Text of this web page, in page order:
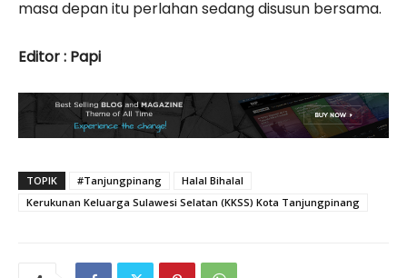
masa depan itu perlahan sedang disusun bersama.
Editor : Papi
TOPIK #Tanjungpinang
Halal Bihalal
Kerukunan Keluarga Sulawesi Selatan (KKSS) Kota Tanjungpinang